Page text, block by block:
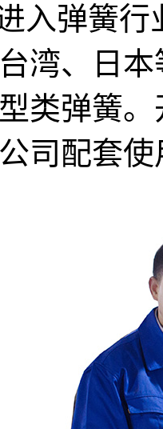
入弹簧
湾、日
类弹簧
司配套使